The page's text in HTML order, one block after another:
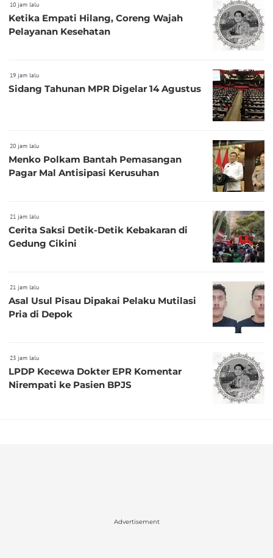
10 jam lalu
Ketika Empati Hilang, Coreng Wajah
Pelayanan Kesehatan
19 jam lalu
Sidang Tahunan MPR Digelar 14 Agustus
20 jam lalu
Menko Polkam Bantah Pemasangan
Pagar Mal Antisipasi Kerusuhan
21 jam lalu
Cerita Saksi Detik-Detik Kebakaran di
Gedung Cikini
21 jam lalu
Asal Usul Pisau Dipakai Pelaku Mutilasi
Pria di Depok
23 jam lalu
LPDP Kecewa Dokter EPR Komentar
Nirempati ke Pasien BPJS
Advertisement